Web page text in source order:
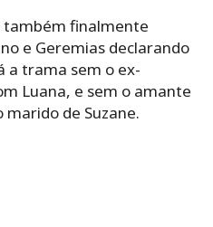
também finalmente
e Geremias declarando
a trama sem o ex-
Luana, e sem o amante
marido de Suzane.